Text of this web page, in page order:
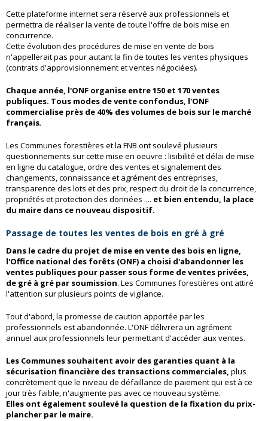
Cette plateforme internet sera réservé aux professionnels et
permettra de réaliser la vente de toute l'offre de bois mise en
concurrence.
Cette évolution des procédures de mise en vente de bois
n'appellerait pas pour autant la fin de toutes les ventes physiques
(contrats d'approvisionnement et ventes négociées).
Chaque année, l'ONF organise entre 150 et 170 ventes
publiques. Tous modes de vente confondus, l'ONF
commercialise près de 40% des volumes de bois sur le marché
français.
Les Communes forestières et la FNB ont soulevé plusieurs
questionnements sur cette mise en oeuvre : lisibilité et délai de mise
en ligne du catalogue, ordre des ventes et signalement des
changements, connaissance et agrément des entreprises,
transparence des lots et des prix, respect du droit de la concurrence,
propriétés et protection des données .... et bien entendu, la place
du maire dans ce nouveau dispositif.
Passage de toutes les ventes de bois en gré à gré
Dans le cadre du projet de mise en vente des bois en ligne,
l'Office national des forêts (ONF) a choisi d'abandonner les
ventes publiques pour passer sous forme de ventes privées,
de gré à gré par soumission. Les Communes forestières ont attiré
l'attention sur plusieurs points de vigilance.
Tout d'abord, la promesse de caution apportée par les
professionnels est abandonnée. L'ONF délivrera un agrément
annuel aux professionnels leur permettant d'accéder aux ventes.
Les Communes souhaitent avoir des garanties quant à la
sécurisation financière des transactions commerciales, plus
concrètement que le niveau de défaillance de paiement qui est à ce
jour très faible, n'augmente pas avec ce nouveau système.
Elles ont également soulevé la question de la fixation du prix-
plancher par le maire.